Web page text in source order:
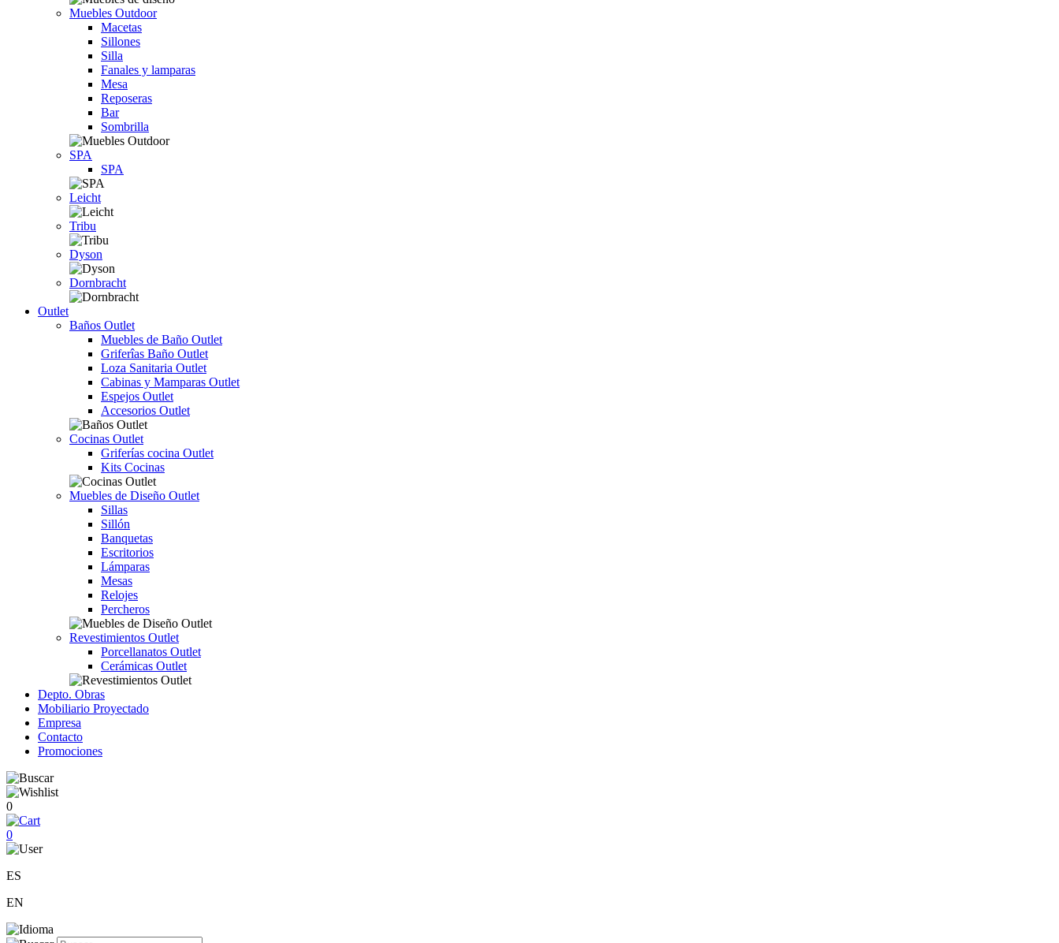
Muebles Outdoor
Macetas
Sillones
Silla
Fanales y lamparas
Mesa
Reposeras
Bar
Sombrilla
SPA
SPA
Leicht
Tribu
Dyson
Dornbracht
Outlet
Baños Outlet
Muebles de Baño Outlet
Griferîas Baño Outlet
Loza Sanitaria Outlet
Cabinas y Mamparas Outlet
Espejos Outlet
Accesorios Outlet
Cocinas Outlet
Griferías cocina Outlet
Kits Cocinas
Muebles de Diseño Outlet
Sillas
Sillón
Banquetas
Escritorios
Lámparas
Mesas
Relojes
Percheros
Revestimientos Outlet
Porcellanatos Outlet
Cerámicas Outlet
Depto. Obras
Mobiliario Proyectado
Empresa
Contacto
Promociones
0
0
ES
EN